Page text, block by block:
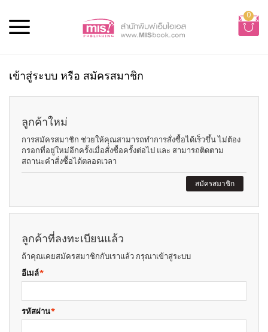
0
เข้าสู่ระบบ หรือ สมัครสมาชิก
ลูกค้าใหม่
การสมัครสมาชิก ช่วยให้คุณสามารถทำการสั่งซื้อได้เร็วขึ้น ไม่ต้อง
กรอกที่อยู่ใหม่อีกครั้งเมื่อสั่งซื้อครั้งต่อไป และ สามารถติดตาม
สถานะคำสั่งซื้อได้ตลอดเวลา
สมัครสมาชิก
ลูกค้าที่ลงทะเบียนแล้ว
ถ้าคุณเคยสมัครสมาชิกกับเราแล้ว กรุณาเข้าสู่ระบบ
*
อีเมล์
*
รหัสผ่าน